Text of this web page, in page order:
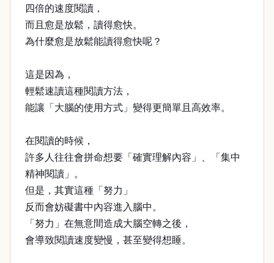
四倍的速度閱讀，
而且愈是放鬆，讀得愈快。
為什麼愈是放鬆能讀得愈快呢？
這是因為，
輕鬆速讀這種閱讀方法，
能讓「大腦的使用方式」變得更簡單且高效率。
在閱讀的時候，
許多人往往會拼命想要「確實理解內容」、「集中
精神閱讀」。
但是，其實這種「努力」
反而會妨礙書中內容進入腦中。
「努力」在無意間造成大腦空轉之後，
會導致閱讀速度變慢，甚至變得想睡。